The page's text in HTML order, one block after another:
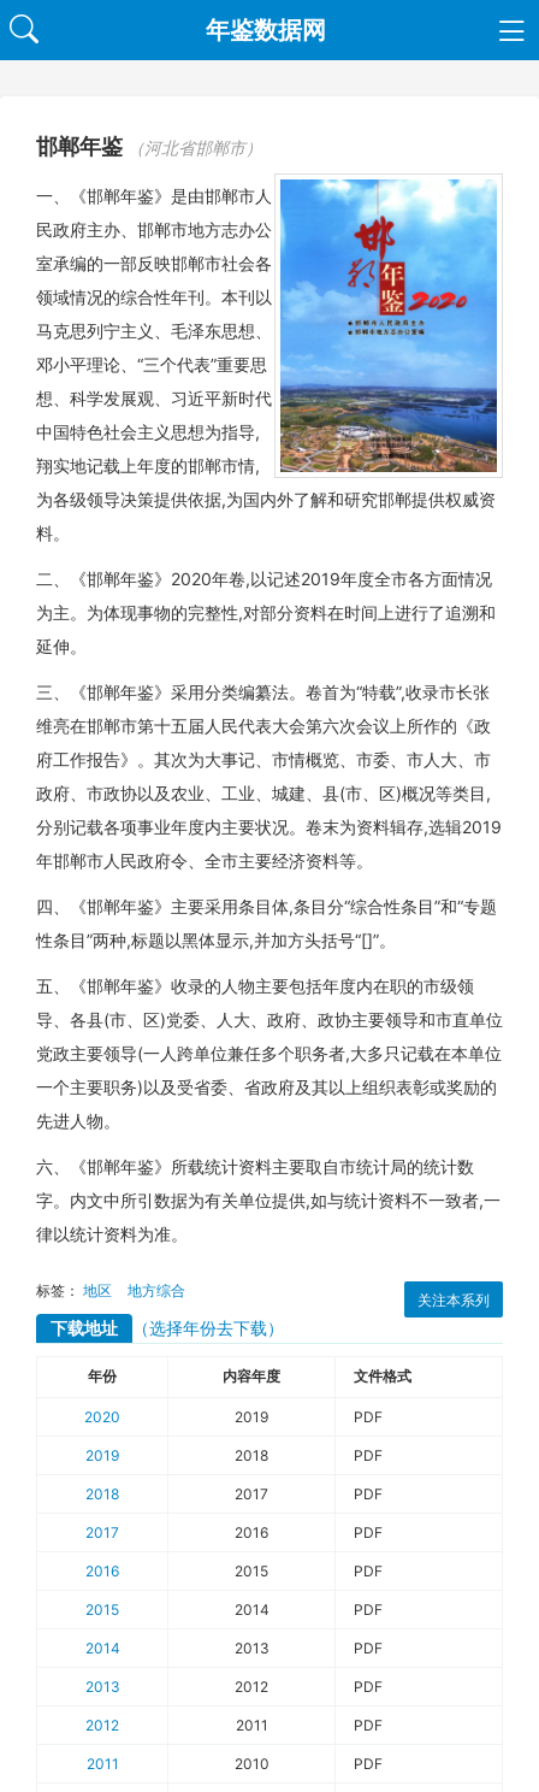
年鉴数据网
邯郸年鉴 （河北省邯郸市）
一、《邯郸年鉴》是由邯郸市人
民政府主办、邯郸市地方志办公
室承编的一部反映邯郸市社会各
领域情况的综合性年刊。本刊以
马克思列宁主义、毛泽东思想、
邓小平理论、“三个代表”重要思
想、科学发展观、习近平新时代
中国特色社会主义思想为指导,
翔实地记载上年度的邯郸市情,
为各级领导决策提供依据,为国内外了解和研究邯郸提供权威资
料。
二、《邯郸年鉴》2020年卷,以记述2019年度全市各方面情况
为主。为体现事物的完整性,对部分资料在时间上进行了追溯和
延伸。
三、《邯郸年鉴》采用分类编纂法。卷首为“特载”,收录市长张
维亮在邯郸市第十五届人民代表大会第六次会议上所作的《政
府工作报告》。其次为大事记、市情概览、市委、市人大、市
政府、市政协以及农业、工业、城建、县(市、区)概况等类目,
分别记载各项事业年度内主要状况。卷末为资料辑存,选辑2019
年邯郸市人民政府令、全市主要经济资料等。
四、《邯郸年鉴》主要采用条目体,条目分“综合性条目”和“专题
性条目”两种,标题以黑体显示,并加方头括号“[]”。
五、《邯郸年鉴》收录的人物主要包括年度内在职的市级领
导、各县(市、区)党委、人大、政府、政协主要领导和市直单位
党政主要领导(一人跨单位兼任多个职务者,大多只记载在本单位
一个主要职务)以及受省委、省政府及其以上组织表彰或奖励的
先进人物。
六、《邯郸年鉴》所载统计资料主要取自市统计局的统计数
字。内文中所引数据为有关单位提供,如与统计资料不一致者,一
律以统计资料为准。
关注本系列
标签： 地区 地方综合
下载地址 （选择年份去下载）
年份 内容年度 文件格式
2020 2019 PDF
2019 2018 PDF
2018 2017 PDF
2017 2016 PDF
2016 2015 PDF
2015 2014 PDF
2014 2013 PDF
2013 2012 PDF
2012 2011 PDF
2011 2010 PDF